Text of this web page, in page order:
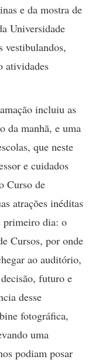
e da mostra de
Universidade
vestibulandos,
atividades
incluiu as
da manhã, e uma
que neste
e cuidados
Curso de
atrações inéditas
primeiro dia: o
Cursos, por onde
ao auditório,
futuro e
desse
fotográfica,
uma
podiam posar